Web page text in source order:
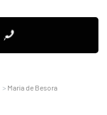
Maria de Besora